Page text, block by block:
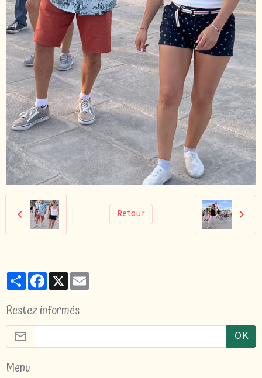
Retour
PartagerFacebook
X
Restez informés
OK
Menu